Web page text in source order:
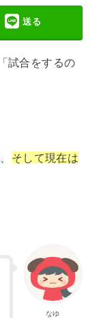
送る
試合をするの
そして現在は
なゆ